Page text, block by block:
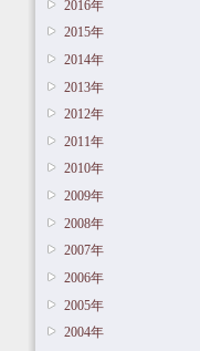
2016年
2015年
2014年
2013年
2012年
2011年
2010年
2009年
2008年
2007年
2006年
2005年
2004年